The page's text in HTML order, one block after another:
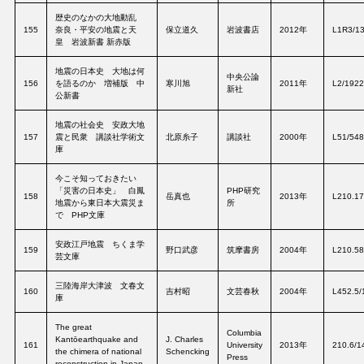
155
歴史のなかの大地動乱
奈良・平安の地震と天
皇 岩波新書 新赤版
保立道久 岩波書店 2012年 L1R3/
156
地震の日本史 大地は何
を語るのか 増補版 中
公新書
寒川旭
中央公論
新社
2011年 L2/
157
地震の社会史 安政大地
震と民衆 講談社学術文
庫
北原糸子 講談社 2000年 L51/
158
今こそ知っておきたい
「災害の日本史」 白鳳
地震から東日本大震災ま
で PHP文庫
岳真也
PHP研究
所
2013年
159
安政江戸地震 ちくま学
芸文庫
野口武彦 筑摩書房 2004年
160
三陸海岸大津波 文春文
庫
吉村昭 文芸春秋 2004年 L452.5/
161
The great
Kantōearthquake and
the chimera of national
J. Charles
Schencking
Columbia
University
Press
2013年 210.6/